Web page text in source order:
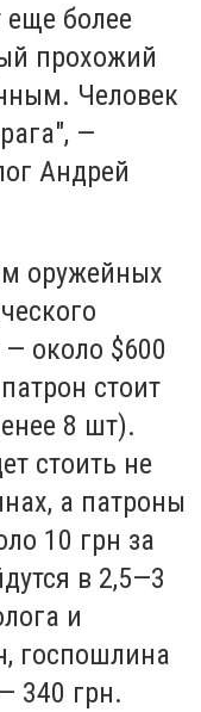
более
прохожий
Человек
—
Андрей
оружейных
около $600
стоит
8 шт).
стоить не
а патроны
10 грн за
в 2,5—3
и
госпошлина
340 грн.